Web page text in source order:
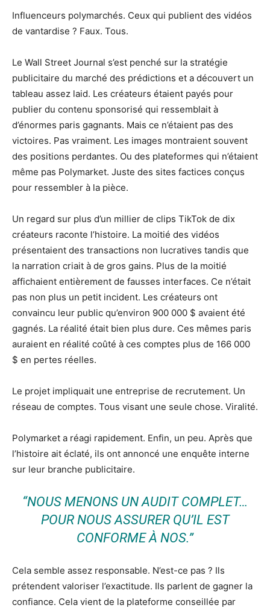
Influenceurs polymarchés. Ceux qui publient des vidéos
de vantardise ? Faux. Tous.
Le Wall Street Journal s’est penché sur la stratégie
publicitaire du marché des prédictions et a découvert un
tableau assez laid. Les créateurs étaient payés pour
publier du contenu sponsorisé qui ressemblait à
d’énormes paris gagnants. Mais ce n’étaient pas des
victoires. Pas vraiment. Les images montraient souvent
des positions perdantes. Ou des plateformes qui n’étaient
même pas Polymarket. Juste des sites factices conçus
pour ressembler à la pièce.
Un regard sur plus d’un millier de clips TikTok de dix
créateurs raconte l’histoire. La moitié des vidéos
présentaient des transactions non lucratives tandis que
la narration criait à de gros gains. Plus de la moitié
affichaient entièrement de fausses interfaces. Ce n’était
pas non plus un petit incident. Les créateurs ont
convaincu leur public qu’environ 900 000 $ avaient été
gagnés. La réalité était bien plus dure. Ces mêmes paris
auraient en réalité coûté à ces comptes plus de 166 000
$ en pertes réelles.
Le projet impliquait une entreprise de recrutement. Un
réseau de comptes. Tous visant une seule chose. Viralité.
Polymarket a réagi rapidement. Enfin, un peu. Après que
l’histoire ait éclaté, ils ont annoncé une enquête interne
sur leur branche publicitaire.
“NOUS MENONS UN AUDIT COMPLET…
POUR NOUS ASSURER QU’IL EST
CONFORME À NOS.”
Cela semble assez responsable. N’est-ce pas ? Ils
prétendent valoriser l’exactitude. Ils parlent de gagner la
confiance. Cela vient de la plateforme conseillée par